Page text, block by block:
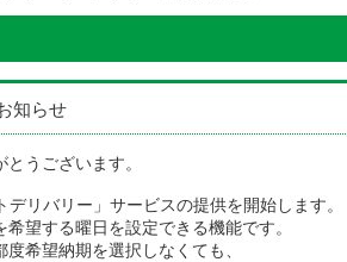
知らせ
うございます。
リバリー」サービスの提供を開始します。
望する曜日を設定できる機能です。
希望納期を選択しなくても、